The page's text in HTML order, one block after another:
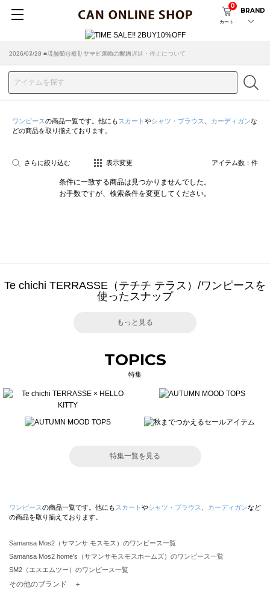
カート
0
BRAND
2026/07/29 ■【お知らせ】ヤマト運輸の配送遅延・停止について
2026/03/18 ■店舗受け取りサービスのご案内
ワンピースの商品一覧です。他にも スカート やシャツ・ブラウス カーディガンな
どの商品を取り揃えております。
さらに絞り込む 表示変更 アイテム数： 件
条件に一致する商品は見つかりませんでした。
お手数ですが、検索条件を変更してください。
Te chichi TERRASSE（テチチ テラス）/ワンピースを
使ったスナップ
もっと見る
TOPICS
特集
特集一覧を見る
ワンピースの商品一覧です。他にも スカート やシャツ・ブラウス カーディガンなど
の商品を取り揃えております。
Samansa Mos2（サマンサ モスモス）のワンピース一覧
Samansa Mos2 home's（サマンサモスモスホームズ）のワンピース一覧
SM2（エスエムツー）のワンピース一覧
TSUHARU by Samansa Mos2（ツハルバイサマンサモスモス）のワンピース一覧
その他のブランド ＋